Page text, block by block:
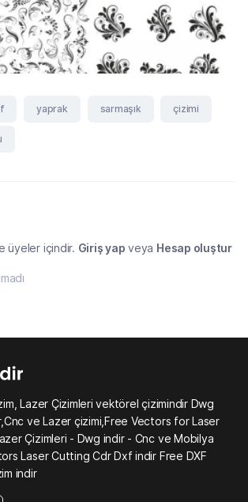
yaprak sarmaşık çizimi
üyeler içindir. Giriş yap veya Hesap oluştur
Lazer Çizimleri vektörel çizimindir Dwg
ve Lazer çizimi,Free Vectors for Laser
Çizimleri - Dwg indir - Cnc ve Mobilya
Laser Cutting Cdr Dxf indir Free DXF
indir